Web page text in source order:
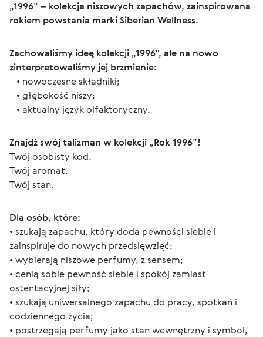
„1996” – kolekcja niszowych zapachów, zainspirowana
rokiem powstania marki Siberian Wellness.
Zachowaliśmy ideę kolekcji „1996", ale na nowo
zinterpretowaliśmy jej brzmienie:
• nowoczesne składniki;
• głębokość niszy;
• aktualny język olfaktoryczny.
Znajdź swój talizman w kolekcji „Rok 1996”!
Twój osobisty kod.
Twój aromat.
Twój stan.
Dla osób, które:
• szukają zapachu, który doda pewności siebie i
zainspiruje do nowych przedsięwzięć;
• wybierają niszowe perfumy, z sensem;
• cenią sobie pewność siebie i spokój zamiast
ostentacyjnej siły;
• szukają uniwersalnego zapachu do pracy, spotkań i
codziennego życia;
• postrzegają perfumy jako stan wewnętrzny i symbol,